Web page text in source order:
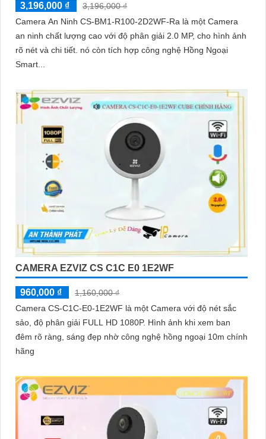
3,196,000 ₫
3,196,000 ₫
Camera An Ninh CS-BM1-R100-2D2WF-Ra là một Camera
an ninh chất lượng cao với độ phân giải 2.0 MP, cho hình ảnh
rõ nét và chi tiết. nó còn tích hợp công nghệ Hồng Ngoại
Smart...
CAMERA EZVIZ CS C1C E0 1E2WF
960,000 ₫
1,160,000 ₫
Camera CS-C1C-E0-1E2WF là một Camera với độ nét sắc
sảo, độ phân giải FULL HD 1080P. Hình ảnh khi xem ban
đêm rõ ràng, sáng đẹp nhờ công nghệ hồng ngoại 10m chính
hãng